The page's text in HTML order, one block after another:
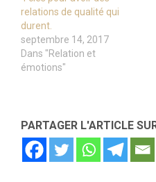
relations de qualité qui
durent.
septembre 14, 2017
Dans "Relation et
émotions"
PARTAGER L'ARTICLE